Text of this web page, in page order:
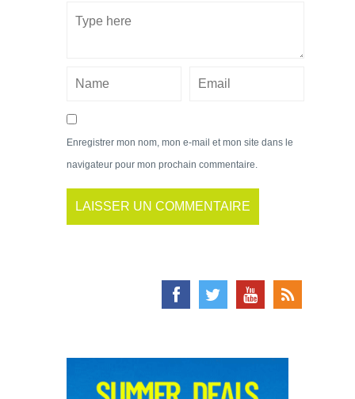
Enregistrer mon nom, mon e-mail et mon site dans le
navigateur pour mon prochain commentaire.